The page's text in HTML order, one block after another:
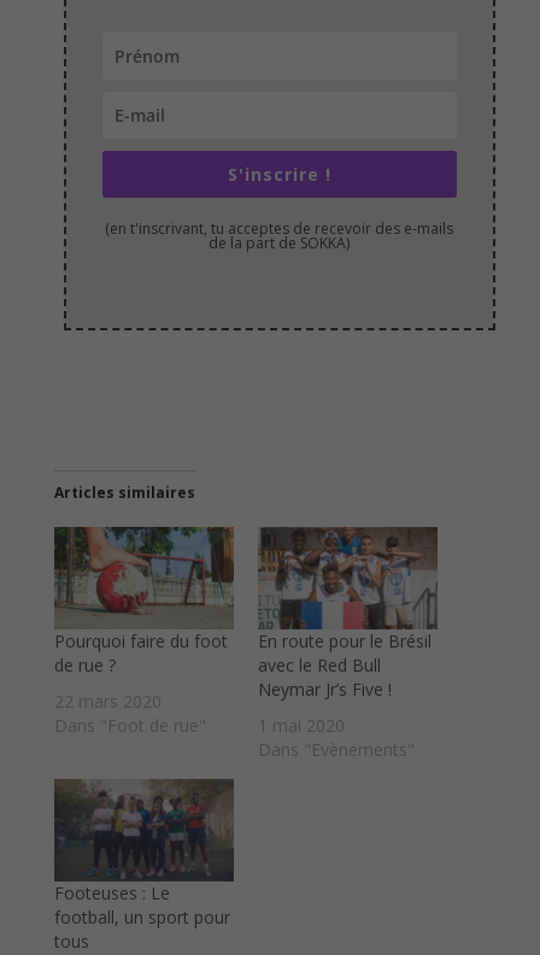
S'inscrire !
(en t'inscrivant, tu acceptes de recevoir des e-mails
de la part de SOKKA)
Articles similaires
Pourquoi faire du foot
de rue ?
22 mars 2020
Dans "Foot de rue"
En route pour le Brésil
avec le Red Bull
Neymar Jr’s Five !
1 mai 2020
Dans "Evènements"
Footeuses : Le
football, un sport pour
tous